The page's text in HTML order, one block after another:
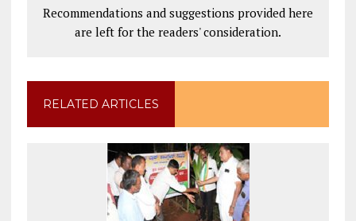
Recommendations and suggestions provided here
are left for the readers' consideration.
RELATED ARTICLES